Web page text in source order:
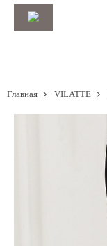
Главная VILATTE